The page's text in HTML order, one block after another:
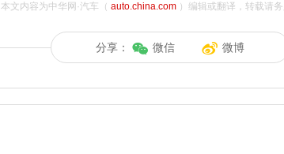
本文内容为中华网·汽车（ auto.china.com）编辑或翻译，转载请务
分享： 微信 微博